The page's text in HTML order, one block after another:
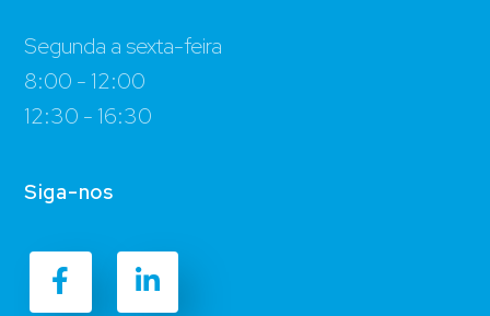
Segunda a sexta-feira
8:00 - 12:00
12:30 - 16:30
Siga-nos